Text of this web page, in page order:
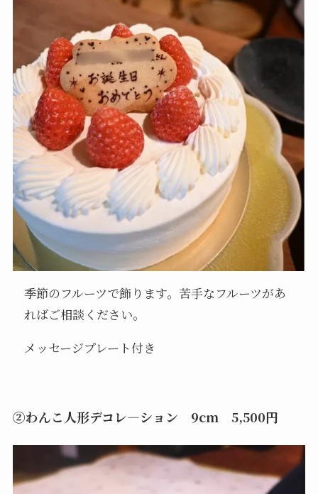
季節のフルーツで飾ります。苦手なフルーツがあ
ればご相談ください。
メッセージプレート付き
②わんこ人形デコレ―ション 9cm 5,500円